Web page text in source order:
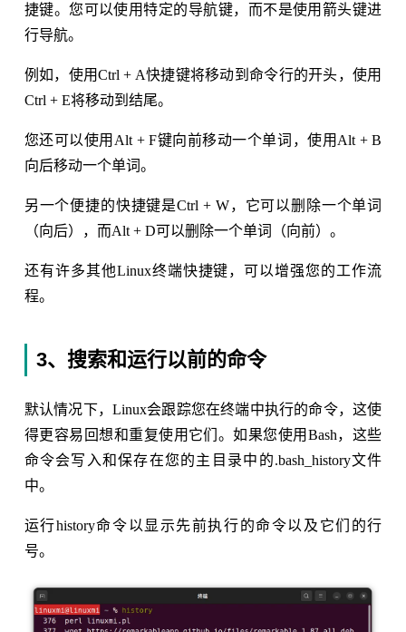
捷键。您可以使用特定的导航键，而不是使用箭头键进
行导航。
例如，使用Ctrl + A快捷键将移动到命令行的开头，使用
Ctrl + E将移动到结尾。
您还可以使用Alt + F键向前移动一个单词，使用Alt + B
向后移动一个单词。
另一个便捷的快捷键是Ctrl + W，它可以删除一个单词
（向后），而Alt + D可以删除一个单词（向前）。
还有许多其他Linux终端快捷键，可以增强您的工作流
程。
3、搜索和运行以前的命令
默认情况下，Linux会跟踪您在终端中执行的命令，这使
得更容易回想和重复使用它们。如果您使用Bash，这些
命令会写入和保存在您的主目录中的.bash_history文件
中。
运行history命令以显示先前执行的命令以及它们的行
号。